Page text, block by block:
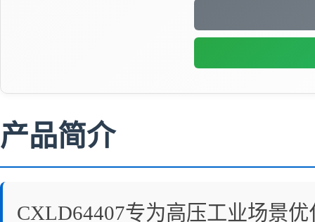
产品简介
CXLD64407专为高压工业场景